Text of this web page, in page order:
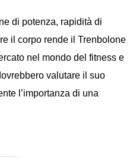
di potenza, rapidità di
il corpo rende il Trenbolone
nel mondo del fitness e
valutare il suo
l’importanza di una